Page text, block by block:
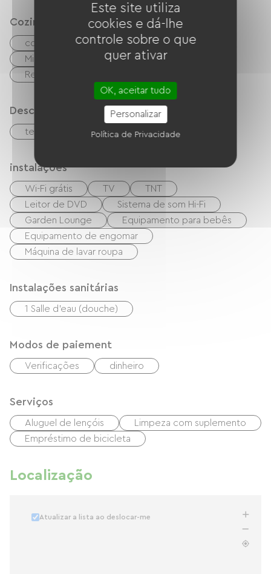
Cozinha
cozinha independente
cuisinière
Micro-ondas
Quatro
Refrigerador
Descrição
terreno privado fechado
instalações
Wi-Fi grátis TV
TNT
Leitor de DVD
Sistema de som Hi-Fi
Garden Lounge
Equipamento para bebês
Equipamento de engomar
Máquina de lavar roupa
Instalações sanitárias
1 Salle d'eau (douche)
Modos de paiement
Verificações dinheiro
Serviços
Aluguel de lençóis
Limpeza com suplemento
Empréstimo de bicicleta
Localização
Atualizar a lista ao deslocar-me
Este site utiliza
cookies e dá-lhe
controle sobre o que
quer ativar
OK, aceitar tudo
Personalizar
Política de Privacidade